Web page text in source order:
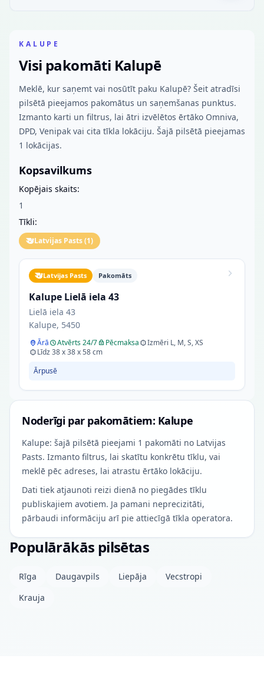
KALUPE
Visi pakomāti Kalupē
Meklē, kur saņemt vai nosūtīt paku Kalupē? Šeit atradīsi
pilsētā pieejamos pakomātus un saņemšanas punktus.
Izmanto karti un filtrus, lai ātri izvēlētos ērtāko Omniva,
DPD, Venipak vai cita tīkla lokāciju. Šajā pilsētā pieejamas
1 lokācijas.
Kopsavilkums
Kopējais skaits:
1
Tīkli:
Latvijas Pasts(1)
Latvijas Pasts Pakomāts
Kalupe Lielā iela 43
Lielā iela 43
Kalupe, 5450
Ārā Atvērts 24/7 Pēcmaksa
Izmēri L, M, S, XS
Līdz 38 x 38 x 58 cm
Ārpusē
Noderīgi par pakomātiem: Kalupe
Kalupe: šajā pilsētā pieejami 1 pakomāti no Latvijas
Pasts. Izmanto filtrus, lai skatītu konkrētu tīklu, vai
meklē pēc adreses, lai atrastu ērtāko lokāciju.
Dati tiek atjaunoti reizi dienā no piegādes tīklu
publiskajiem avotiem. Ja pamani neprecizitāti,
pārbaudi informāciju arī pie attiecīgā tīkla operatora.
Populārākās pilsētas
Rīga Daugavpils Liepāja
Vecstropi
Krauja